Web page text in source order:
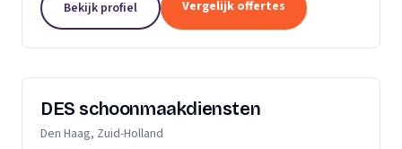
Bekijk profiel Vergelijk offertes
DES schoonmaakdiensten
Den Haag, Zuid-Holland